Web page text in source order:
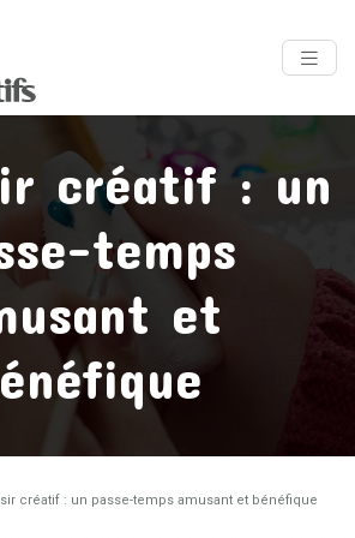
créatif : un
temps
et
créatif : un passe-temps amusant et bénéfique